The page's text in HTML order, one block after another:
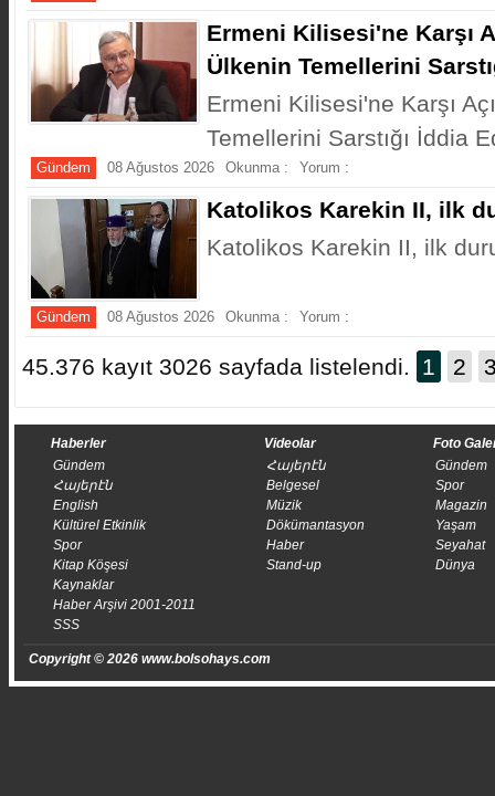
Ermeni Kilisesi'ne Karşı
Ülkenin Temellerini
Ermeni Kilisesi'ne Karşı
Temellerini Sarstığı İddia
Gündem 08 Ağustos 2026 Okunma : Yorum :
​Katolikos Karekin II, ilk
​Katolikos Karekin II, ilk
Gündem 08 Ağustos 2026 Okunma : Yorum :
45.376 kayıt 3026 sayfada listelendi. 1 2
Haberler
Gündem
Հայերէն
English
Kültürel Etkinlik
Spor
Kitap Köşesi
Kaynaklar
Haber Arşivi 2001-2011
SSS
Videolar
Հայերէն
Belgesel
Müzik
Dökümantasyon
Haber
Stand-up
Foto
Gündem
Spor
Magazin
Yaşam
Seyahat
Dünya
Copyright © 2026 www.bolsohays.com